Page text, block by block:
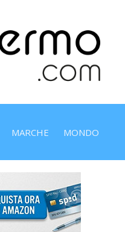
MARCHE MONDO